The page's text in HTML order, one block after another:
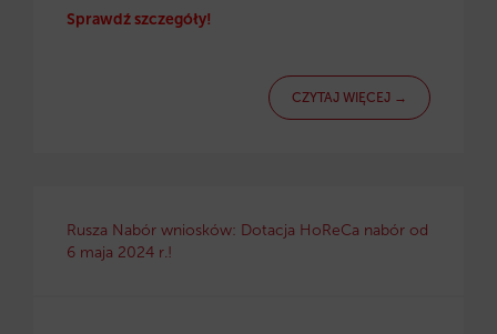
Sprawdź szczegóły!
CZYTAJ WIĘCEJ →
Rusza Nabór wniosków: Dotacja HoReCa nabór od
6 maja 2024 r.!